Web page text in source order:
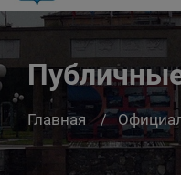
Главная